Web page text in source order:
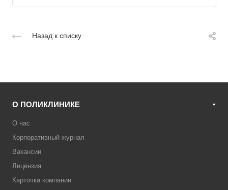
Назад к списку
О ПОЛИКЛИНИКЕ
О нас
Корпоративный журнал
Вакансии
Лицензия
Карточка компании